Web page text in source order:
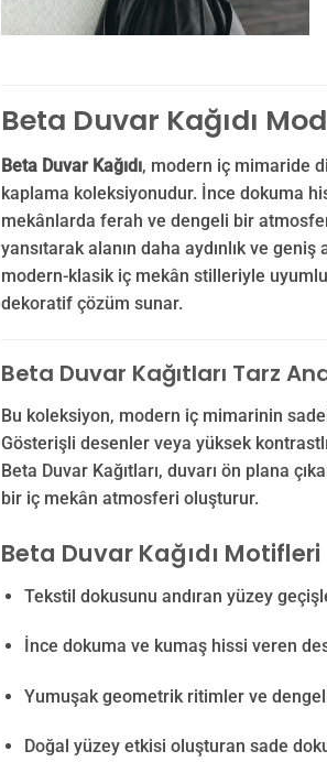
Beta Duvar Kağıdı
Beta Duvar Kağıdı, modern iç mimaride
kaplama koleksiyonudur. İnce dokuma
mekânlarda ferah ve dengeli bir
yansıtarak alanın daha aydınlık ve geniş
modern-klasik iç mekân stilleriyle
dekoratif çözüm sunar.
Beta Duvar Kağıtları Tarz
Bu koleksiyon, modern iç mimarinin
Gösterişli desenler veya yüksek
Beta Duvar Kağıtları, duvarı ön plana
bir iç mekân atmosferi oluşturur.
Beta Duvar Kağıdı Motifleri
Tekstil dokusunu andıran yüzey
İnce dokuma ve kumaş hissi veren
Yumuşak geometrik ritimler ve
Doğal yüzey etkisi oluşturan sade